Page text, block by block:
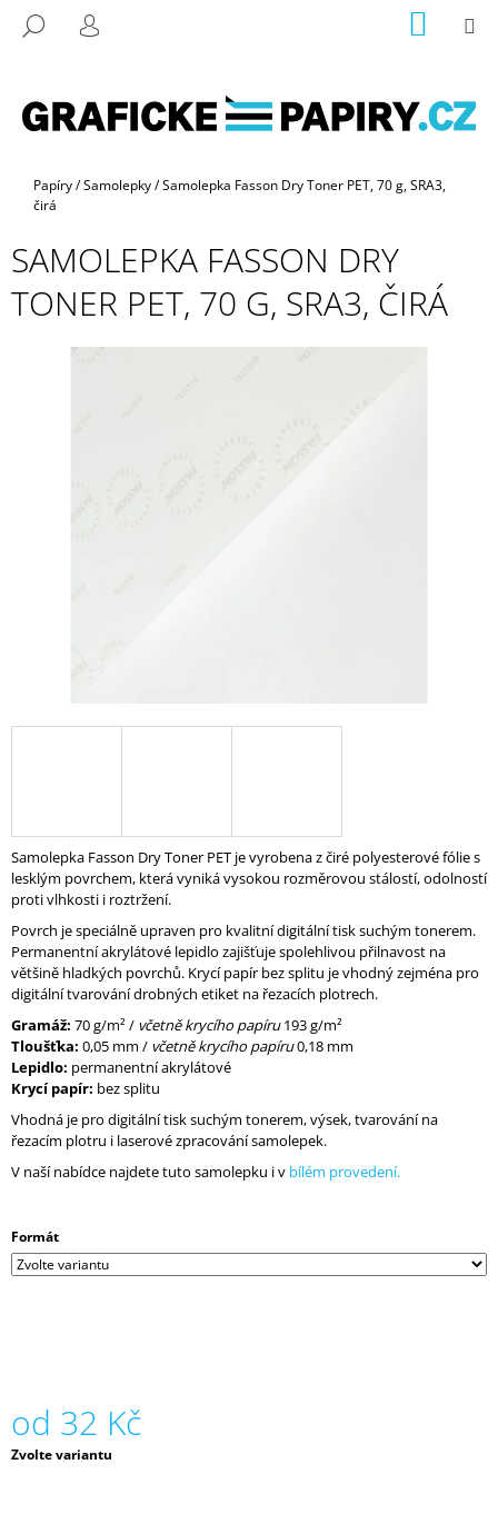
HLEDAT
PŘIHLÁŠENÍ KOŠÍK
Domů
Papíry/Samolepky/Samolepka Fasson Dry Toner PET, 70 g, SRA3,
čirá
SAMOLEPKA FASSON DRY
TONER PET, 70 G, SRA3, ČIRÁ
Samolepka Fasson Dry Toner PET je vyrobena z čiré polyesterové fólie s
lesklým povrchem, která vyniká vysokou rozměrovou stálostí, odolností
proti vlhkosti i roztržení.
Povrch je speciálně upraven pro kvalitní digitální tisk suchým tonerem.
Permanentní akrylátové lepidlo zajišťuje spolehlivou přilnavost na
většině hladkých povrchů. Krycí papír bez splitu je vhodný zejména pro
digitální tvarování drobných etiket na řezacích plotrech.
Gramáž: 70 g/m² / včetně krycího papíru193 g/m²
Tloušťka: 0,05 mm / včetně krycího papíru0,18 mm
Lepidlo: permanentní akrylátové
Krycí papír: bez splitu
Vhodná je pro digitální tisk suchým tonerem, výsek, tvarování na
řezacím plotru i laserové zpracování samolepek.
V naší nabídce najdete tuto samolepku i v bílém provedení.
Formát
od 32 Kč
Měrná
Zvolte variantu
C
P
O
Ř
E
B
O
P
O
R
U
Č
U
J
E
M
E
ŘEZÁNÍ
OBJEDNANÉHO
PAPÍRU